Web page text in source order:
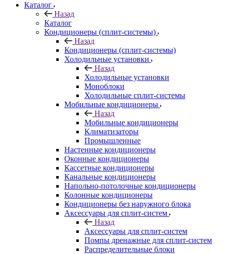
Каталог
Назад
Каталог
Кондиционеры (сплит-системы)
Назад
Кондиционеры (сплит-системы)
Холодильные установки
Назад
Холодильные установки
Моноблоки
Холодильные сплит-системы
Мобильные кондиционеры
Назад
Мобильные кондиционеры
Климатизаторы
Промышленные
Настенные кондиционеры
Оконные кондиционеры
Кассетные кондиционеры
Канальные кондиционеры
Напольно-потолочные кондиционеры
Колонные кондиционеры
Кондиционеры без наружного блока
Аксессуары для сплит-систем
Назад
Аксессуары для сплит-систем
Помпы дренажные для сплит-систем
Распределительные блоки